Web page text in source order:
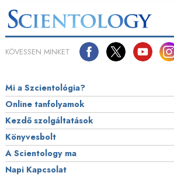
KÖVESSEN MINKET
Mi a Szcientológia?
Online tanfolyamok
Kezdő szolgáltatások
Könyvesbolt
A Scientology ma
Napi Kapcsolat